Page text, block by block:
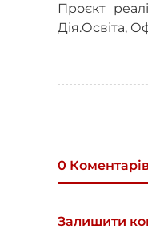
Проєкт
Дія.Освіта,
0 Коментарів
Залишити